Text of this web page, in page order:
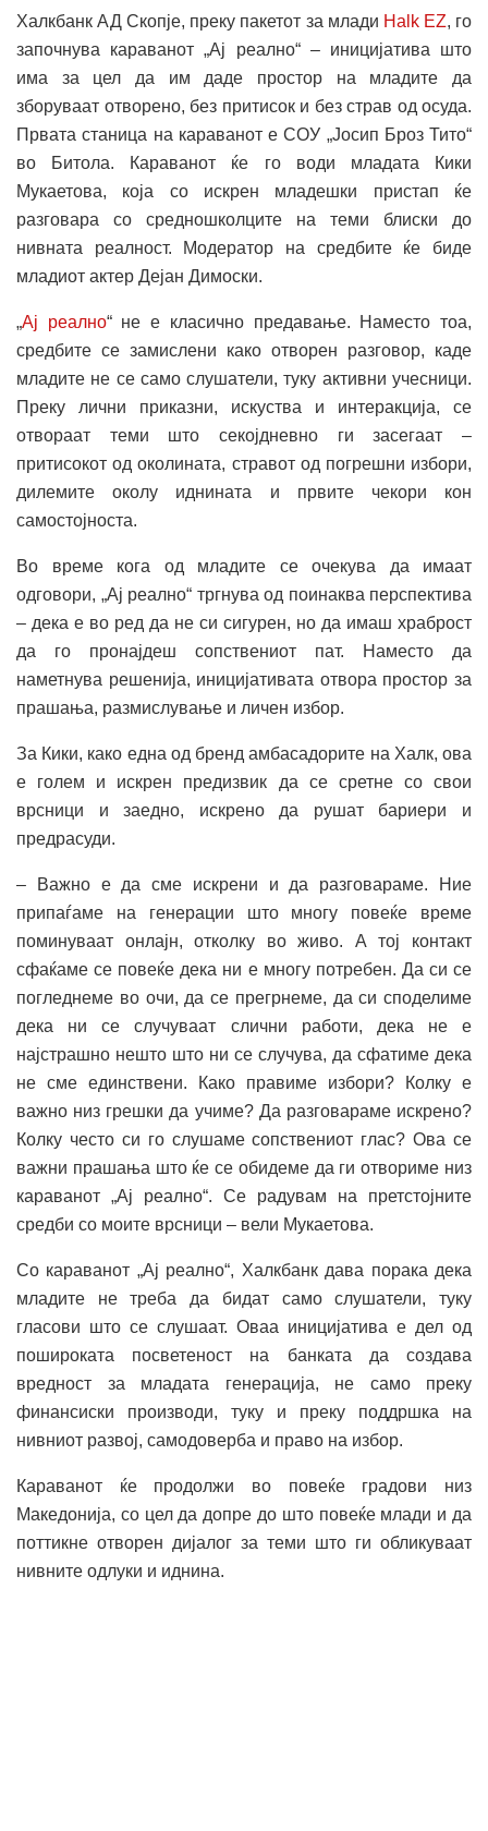
Халкбанк АД Скопје, преку пакетот за млади Halk EZ, го
започнува караванот „Ај реално“ – иницијатива што
има за цел да им даде простор на младите да
зборуваат отворено, без притисок и без страв од осуда.
Првата станица на караванот е СОУ „Јосип Броз Тито“
во Битола. Караванот ќе го води младата Кики
Мукаетова, која со искрен младешки пристап ќе
разговара со средношколците на теми блиски до
нивната реалност. Модератор на средбите ќе биде
младиот актер Дејан Димоски.
„Ај реално“ не е класично предавање. Наместо тоа,
средбите се замислени како отворен разговор, каде
младите не се само слушатели, туку активни учесници.
Преку лични приказни, искуства и интеракција, се
отвораат теми што секојдневно ги засегаат –
притисокот од околината, стравот од погрешни избори,
дилемите околу иднината и првите чекори кон
самостојноста.
Во време кога од младите се очекува да имаат
одговори, „Ај реално“ тргнува од поинаква перспектива
– дека е во ред да не си сигурен, но да имаш храброст
да го пронајдеш сопствениот пат. Наместо да
наметнува решенија, иницијативата отвора простор за
прашања, размислување и личен избор.
За Кики, како една од бренд амбасадорите на Халк, ова
е голем и искрен предизвик да се сретне со свои
врсници и заедно, искрено да рушат бариери и
предрасуди.
– Важно е да сме искрени и да разговараме. Ние
припаѓаме на генерации што многу повеќе време
поминуваат онлајн, отколку во живо. А тој контакт
сфаќаме се повеќе дека ни е многу потребен. Да си се
погледнеме во очи, да се прегрнеме, да си споделиме
дека ни се случуваат слични работи, дека не е
најстрашно нешто што ни се случува, да сфатиме дека
не сме единствени. Како правиме избори? Колку е
важно низ грешки да учиме? Да разговараме искрено?
Колку често си го слушаме сопствениот глас? Ова се
важни прашања што ќе се обидеме да ги отвориме низ
караванот „Ај реално“. Се радувам на претстојните
средби со моите врсници – вели Мукаетова.
Со караванот „Ај реално“, Халкбанк дава порака дека
младите не треба да бидат само слушатели, туку
гласови што се слушаат. Оваа иницијатива е дел од
пошироката посветеност на банката да создава
вредност за младата генерација, не само преку
финансиски производи, туку и преку поддршка на
нивниот развој, самодоверба и право на избор.
Караванот ќе продолжи во повеќе градови низ
Македонија, со цел да допре до што повеќе млади и да
поттикне отворен дијалог за теми што ги обликуваат
нивните одлуки и иднина.